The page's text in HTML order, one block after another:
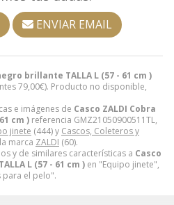
brillante TALLA L (57 - 61 cm )
79,00€). Producto no disponible,
e imágenes de Casco ZALDI Cobra
cm ) referencia GMZ21050900511TL,
jinete (444) y Cascos, Coleteros y
marca ZALDI (60).
y de similares características a Casco
L (57 - 61 cm ) en "Equipo jinete",
para el pelo".
ENVIAR EMAIL